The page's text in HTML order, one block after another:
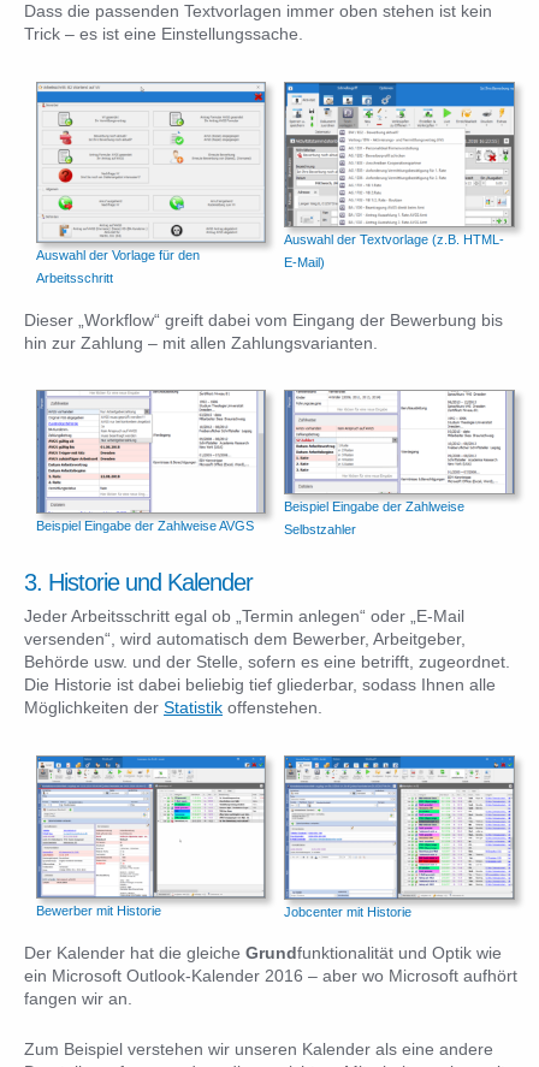
Dass die passenden Textvorlagen immer oben stehen ist kein
Trick – es ist eine Einstellungssache.
Auswahl der Vorlage für den
Arbeitsschritt
Auswahl der Textvorlage (z.B. HTML-
E-Mail)
Dieser „Workflow“ greift dabei vom Eingang der Bewerbung bis
hin zur Zahlung – mit allen Zahlungsvarianten.
Beispiel Eingabe der Zahlweise AVGS
Beispiel Eingabe der Zahlweise
Selbstzahler
3. Historie und Kalender
Jeder Arbeitsschritt egal ob „Termin anlegen“ oder „E-Mail
versenden“, wird automatisch dem Bewerber, Arbeitgeber,
Behörde usw. und der Stelle, sofern es eine betrifft, zugeordnet.
Die Historie ist dabei beliebig tief gliederbar, sodass Ihnen alle
Möglichkeiten der Statistik offenstehen.
Bewerber mit Historie Jobcenter mit Historie
Der Kalender hat die gleiche Grundfunktionalität und Optik wie
ein Microsoft Outlook-Kalender 2016 – aber wo Microsoft aufhört
fangen wir an.
Zum Beispiel verstehen wir unseren Kalender als eine andere